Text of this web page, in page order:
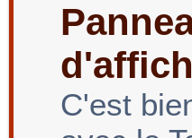
C'est